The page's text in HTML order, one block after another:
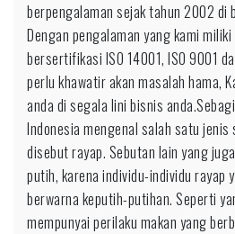
berpengalaman sejak tahun 2002 di
Dengan pengalaman yang kami
bersertifikasi ISO 14001, ISO 9001
perlu khawatir akan masalah hama,
anda di segala lini bisnis
Indonesia mengenal salah satu
disebut rayap. Sebutan lain yang
putih, karena individu-individu rayap
berwarna keputih-putihan. Seperti
mempunyai perilaku makan yang